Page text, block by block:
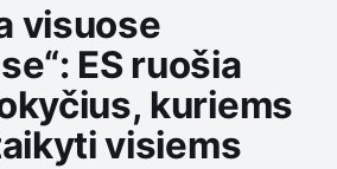
visuose
ES ruošia
kuriems
visiems